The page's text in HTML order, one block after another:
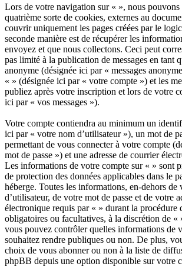
Lors de votre navigation sur « », nous pouvons
quatrième sorte de cookies, externes au
couvrir uniquement les pages créées par le
seconde manière est de récupérer les
envoyez et que nous collectons. Ceci peut
pas limité à la publication de messages en tant
anonyme (désignée ici par « messages
« » (désignée ici par « votre compte ») et les
publiez après votre inscription et lors de votre
ici par « vos messages »).
Votre compte contiendra au minimum un
ici par « votre nom d’utilisateur »), un mot de
permettant de vous connecter à votre compte
mot de passe ») et une adresse de courrier
Les informations de votre compte sur « » sont
de protection des données applicables dans le
héberge. Toutes les informations, en-dehors de
d’utilisateur, de votre mot de passe et de votre
électronique requis par « » durant la procédure
obligatoires ou facultatives, à la discrétion de «
vous pouvez contrôler quelles informations de
souhaitez rendre publiques ou non. De plus,
choix de vous abonner ou non à la liste de
phpBB depuis une option disponible sur votre